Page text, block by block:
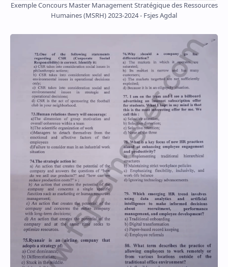
Exemple Concours Master Management Stratégique des Ressources
Humaines (MSRH) 2023-2024 - Fsjes Agdal